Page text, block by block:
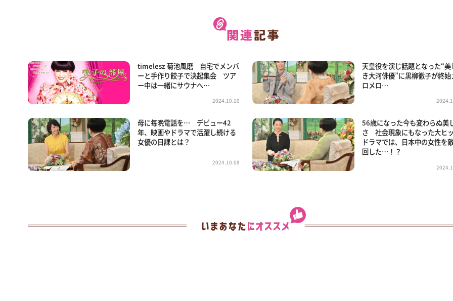
timelesz 菊池風磨 自宅でメンバ
ーと手作り餃子で決起集会 ツア
ー中は一緒にサウナへ…
2024.10.10
天皇役を演じ話題となった“美
き大河俳優”に黒柳徹子が終始
ロメロ…
母に毎晩電話を… デビュー42
年、映画やドラマで活躍し続ける
女優の日課とは？
2024.10.08
56歳になった今も変わらぬ美
さ 社会現象にもなった大ヒ
ドラマでは、日本中の女性を
回した…！？